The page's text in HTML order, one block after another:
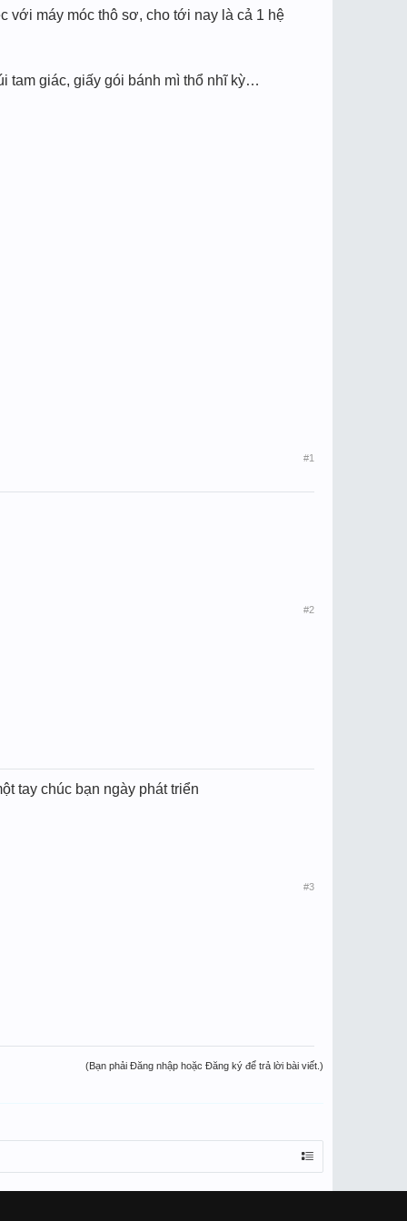
với máy móc thô sơ, cho tới nay là cả 1 hệ
tam giác, giấy gói bánh mì thổ nhĩ kỳ…
#1
#2
tay chúc bạn ngày phát triển
#3
(Bạn phải Đăng nhập hoặc Đăng ký để trả lời bài viết.)